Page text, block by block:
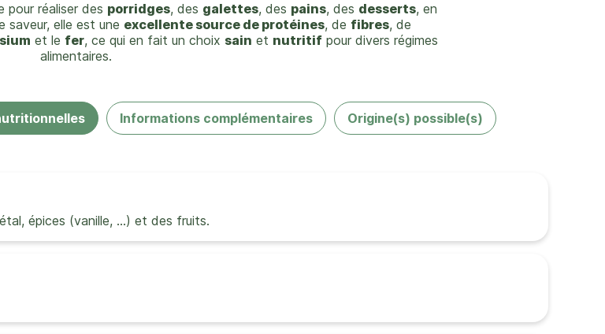
pour réaliser des porridges, des galettes, des pains, des desserts, en
saveur, elle est une excellente source de protéines, de fibres, de
et le fer, ce qui en fait un choix sain et nutritif pour divers régimes
alimentaires.
Informations complémentaires Origine(s) possible(s)
épices (vanille, …) et des fruits.